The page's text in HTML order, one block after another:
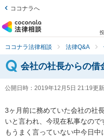
ココナラへ
ココナラ法律相談 法律Q&A
会社の社長からの借
公開日時： 2019年12月5日 21:19更
3ヶ月前に務めていた会社の社
いと言われ、今現在私事なの
もうまく言っていない中今日